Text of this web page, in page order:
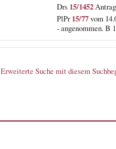
Drs 15/1452Antrag
PlPr15/77vom
- angenommen. B
Erweiterte Suche mit diesem